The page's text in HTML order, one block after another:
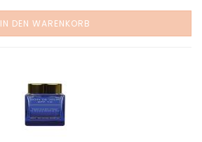
IN DEN WARENKORB